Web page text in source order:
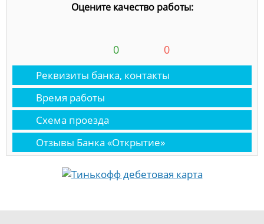
Оцените качество работы:
0 0
Реквизиты банка, контакты
Время работы
Схема проезда
Отзывы Банка «Открытие»